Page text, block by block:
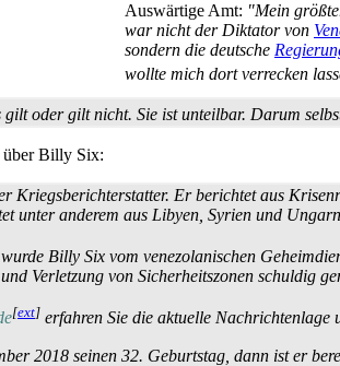
Auswärtige Amt: "Mein
war nicht der Diktator von
sondern die deutsche
wollte mich dort verrecken
gilt oder gilt nicht. Sie ist unteilbar. Darum
über Billy Six:
Kriegsberichterstatter. Er berichtet aus
unter anderem aus Libyen, Syrien und
Billy Six vom venezolanischen
Verletzung von Sicherheits­zonen schuldig
[ext] erfahren Sie die aktuelle Nachrichten­lage
2018 seinen 32. Geburtstag, dann ist er